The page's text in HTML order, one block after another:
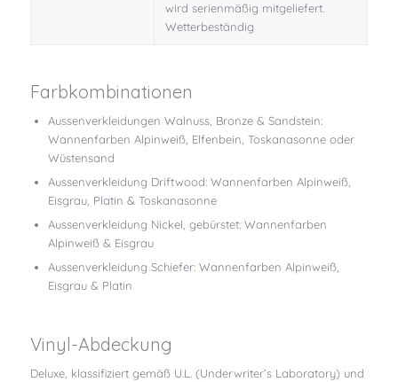
wird serienmäßig mitgeliefert.
Wetterbeständig
Farbkombinationen
Aussenverkleidungen Walnuss, Bronze & Sandstein:
Wannenfarben Alpinweiß, Elfenbein, Toskanasonne oder
Wüstensand
Aussenverkleidung Driftwood: Wannenfarben Alpinweiß,
Eisgrau, Platin & Toskanasonne
Aussenverkleidung Nickel, gebürstet: Wannenfarben
Alpinweiß & Eisgrau
Aussenverkleidung Schiefer: Wannenfarben Alpinweiß,
Eisgrau & Platin
Vinyl-Abdeckung
Deluxe, klassifiziert gemäß U.L. (Underwriter’s Laboratory) und